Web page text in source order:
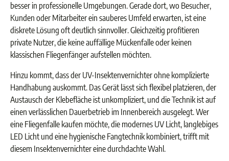
besser in professionelle Umgebungen. Gerade dort, wo Besucher,
Kunden oder Mitarbeiter ein sauberes Umfeld erwarten, ist eine
diskrete Lösung oft deutlich sinnvoller. Gleichzeitig profitieren
private Nutzer, die keine auffällige Mückenfalle oder keinen
klassischen Fliegenfänger aufstellen möchten.
Hinzu kommt, dass der UV-Insektenvernichter ohne komplizierte
Handhabung auskommt. Das Gerät lässt sich flexibel platzieren, der
Austausch der Klebefläche ist unkompliziert, und die Technik ist auf
einen verlässlichen Dauerbetrieb im Innenbereich ausgelegt. Wer
eine Fliegenfalle kaufen möchte, die modernes UV Licht, langlebiges
LED Licht und eine hygienische Fangtechnik kombiniert, trifft mit
diesem Insektenvernichter eine durchdachte Wahl.